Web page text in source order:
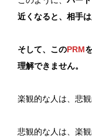
近くなると、相手
そして、このPRM
理解できません。
楽観的な人は、悲
悲観的な人は、楽